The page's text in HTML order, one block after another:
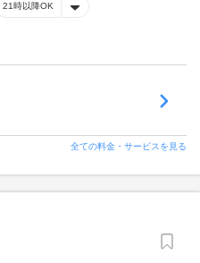
21時以降OK
全ての料金・サービスを見る